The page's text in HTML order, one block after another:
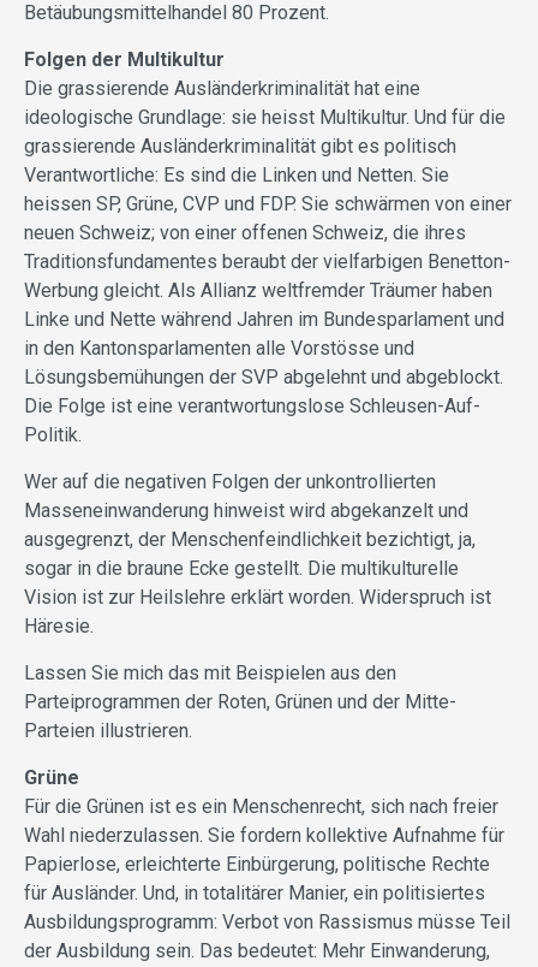
Betäubungsmittelhandel 80 Prozent.
Folgen der Multikultur
Die grassierende Ausländerkriminalität hat eine
ideologische Grundlage: sie heisst Multikultur. Und für die
grassierende Ausländerkriminalität gibt es politisch
Verantwortliche: Es sind die Linken und Netten. Sie
heissen SP, Grüne, CVP und FDP. Sie schwärmen von einer
neuen Schweiz; von einer offenen Schweiz, die ihres
Traditionsfundamentes beraubt der vielfarbigen Benetton-
Werbung gleicht. Als Allianz weltfremder Träumer haben
Linke und Nette während Jahren im Bundesparlament und
in den Kantonsparlamenten alle Vorstösse und
Lösungsbemühungen der SVP abgelehnt und abgeblockt.
Die Folge ist eine verantwortungslose Schleusen-Auf-
Politik.
Wer auf die negativen Folgen der unkontrollierten
Masseneinwanderung hinweist wird abgekanzelt und
ausgegrenzt, der Menschenfeindlichkeit bezichtigt, ja,
sogar in die braune Ecke gestellt. Die multikulturelle
Vision ist zur Heilslehre erklärt worden. Widerspruch ist
Häresie.
Lassen Sie mich das mit Beispielen aus den
Parteiprogrammen der Roten, Grünen und der Mitte-
Parteien illustrieren.
Grüne
Für die Grünen ist es ein Menschenrecht, sich nach freier
Wahl niederzulassen. Sie fordern kollektive Aufnahme für
Papierlose, erleichterte Einbürgerung, politische Rechte
für Ausländer. Und, in totalitärer Manier, ein politisiertes
Ausbildungsprogramm: Verbot von Rassismus müsse Teil
der Ausbildung sein. Das bedeutet: Mehr Einwanderung,